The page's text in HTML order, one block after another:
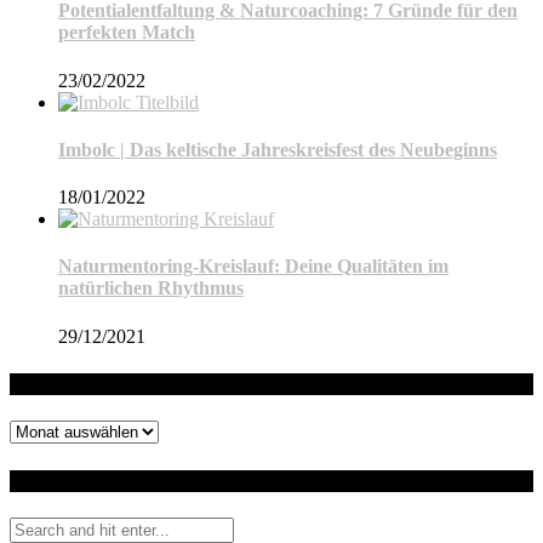
Potentialentfaltung & Naturcoaching: 7 Gründe für den
perfekten Match
23/02/2022
Imbolc | Das keltische Jahreskreisfest des Neubeginns
18/01/2022
Naturmentoring-Kreislauf: Deine Qualitäten im
natürlichen Rhythmus
29/12/2021
Archiv